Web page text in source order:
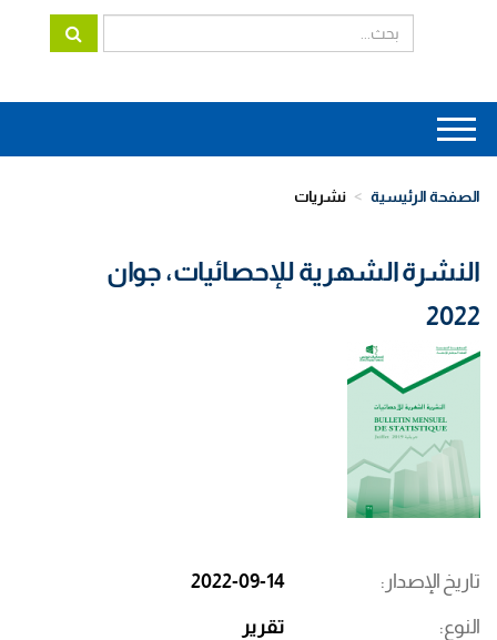
Main
navigation
الصفحة الرئيسية نشريات
النشرة الشهرية للإحصائيات، جوان
2022
تاريخ الإصدار 2022-09-14
النوع تقرير